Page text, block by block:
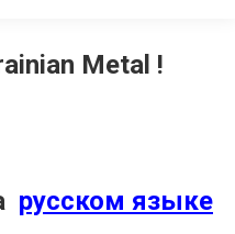
Metal !
русском языке